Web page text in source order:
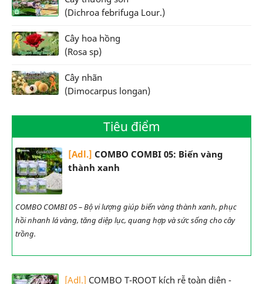
(Dichroa febrifuga Lour.)
Cây hoa hồng
(Rosa sp)
Cây nhãn
(Dimocarpus longan)
Tiêu điểm
[Adl.] COMBO COMBI 05: Biến vàng
thành xanh
COMBO COMBI 05 – Bộ vi lượng giúp biến vàng thành xanh, phục
hồi nhanh lá vàng, tăng diệp lục, quang hợp và sức sống cho cây
trồng.
[Adl.] COMBO T-ROOT kích rễ toàn diện -